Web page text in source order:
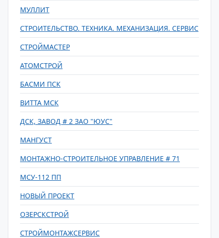
МУЛЛИТ
СТРОИТЕЛЬСТВО. ТЕХНИКА. МЕХАНИЗАЦИЯ. СЕРВИС
СТРОЙМАСТЕР
АТОМСТРОЙ
БАСМИ ПСК
ВИТТА МСК
ДСК, ЗАВОД # 2 ЗАО "ЮУС"
МАНГУСТ
МОНТАЖНО-СТРОИТЕЛЬНОЕ УПРАВЛЕНИЕ # 71
МСУ-112 ПП
НОВЫЙ ПРОЕКТ
ОЗЕРСКСТРОЙ
СТРОЙМОНТАЖСЕРВИС